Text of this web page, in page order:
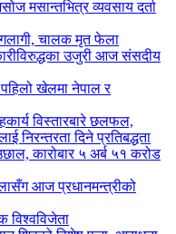
मसान्तभित्र व्यवसाय दर्ता
चालक मृत फेला
उजुरी आज संसदीय
खेलमा नेपाल र
विस्तारबारे छलफल,
निरन्तरता दिने प्रतिबद्धता
कारोबार ५ अर्ब ५१ करोड
आज प्रधानमन्त्रीको
विश्वविजेता